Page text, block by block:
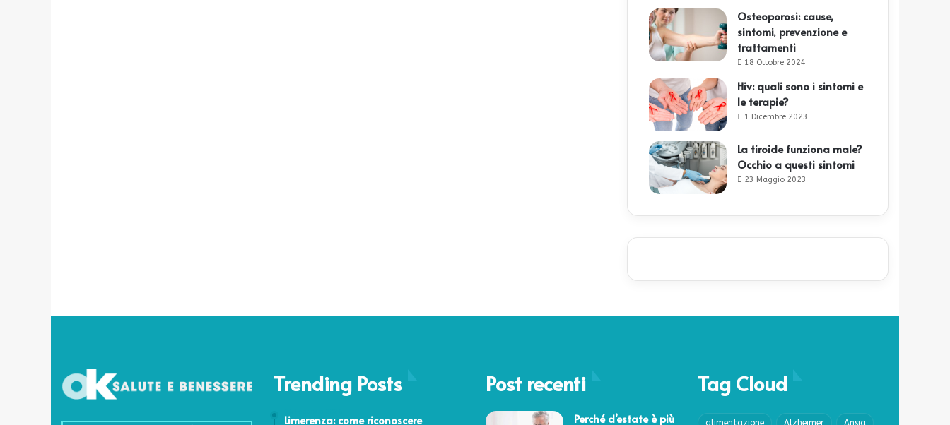
Osteoporosi: cause,
sintomi, prevenzione e
trattamenti
18 Ottobre 2024
Hiv: quali sono i sintomi e
le terapie?
1 Dicembre 2023
La tiroide funziona male?
Occhio a questi sintomi
23 Maggio 2023
Trending Posts
Limerenza: come riconoscere
Post recenti
Perché d’estate è più
Tag Cloud
alimentazione Alzheimer Ansia